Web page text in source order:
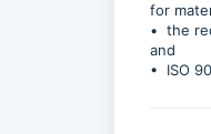
for
• the
and
• ISO